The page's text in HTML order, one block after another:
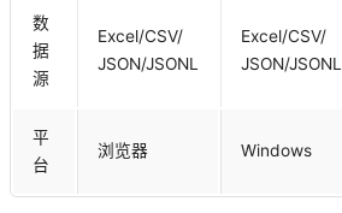
数
据
源
Excel/CSV/
JSON/JSONL
Excel/CSV/
JSON/JSONL
平
台
浏览器 Windows